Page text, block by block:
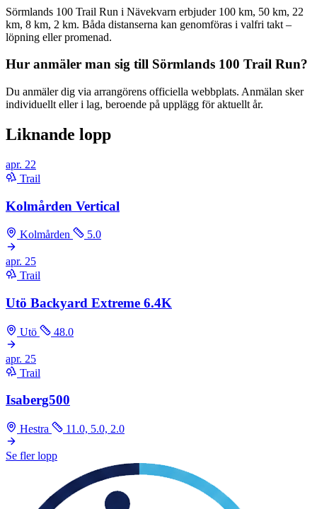
Sörmlands 100 Trail Run i Nävekvarn erbjuder 100 km, 50 km, 22
km, 8 km, 2 km. Båda distanserna kan genomföras i valfri takt –
löpning eller promenad.
Hur anmäler man sig till Sörmlands 100 Trail Run?
Du anmäler dig via arrangörens officiella webbplats. Anmälan sker
individuellt eller i lag, beroende på upplägg för aktuellt år.
Liknande lopp
apr. 22
Trail
Kolmården Vertical
Kolmården 5.0
apr. 25
Trail
Utö Backyard Extreme 6.4K
Utö 48.0
apr. 25
Trail
Isaberg500
Hestra 11.0, 5.0, 2.0
Se fler lopp